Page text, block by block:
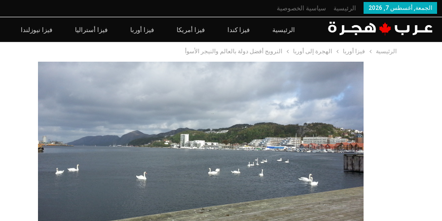
الجمعة, أغسطس 7, 2026 الرئيسية سياسية الخصوصية
الرئيسية فيزا كندا فيزا أمريكا فيزا أوربا فيزا أستراليا فيزا نيوزلندا
الرئيسية فيزا أوربا الهجرة إلى أوربا النرويج أفضل دولة بالعالم والنيجر الأسوأ